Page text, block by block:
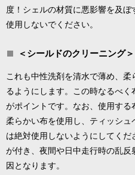
度！シェルの材質に悪影響を及
使用しないでください。
＜シールドのクリーニング＞
これも中性洗剤を清水で薄め、
るようにします。この時なるべ
がポイントです。なお、使用す
柔らかい布を使用し、ティッシ
は絶対使用しないようにしてく
が付き、夜間や日中走行時の乱
因となります。